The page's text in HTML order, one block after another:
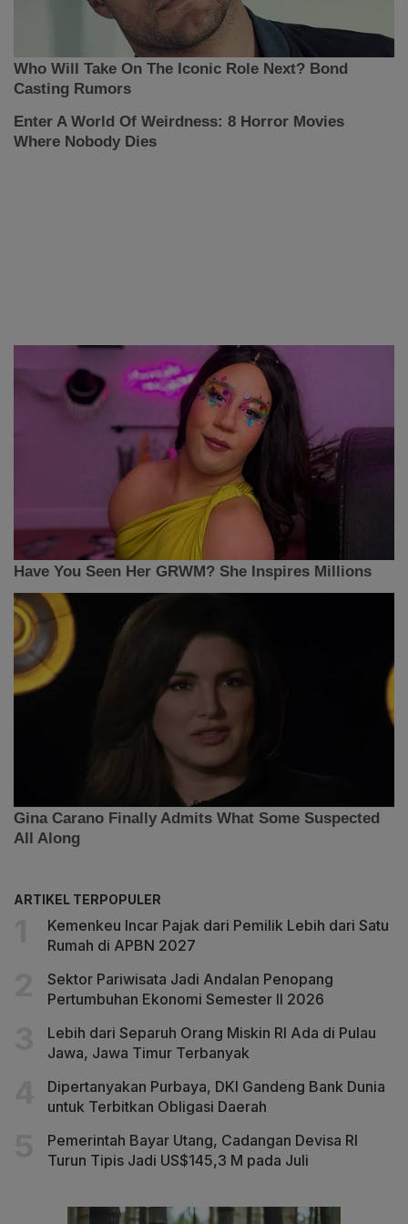
ARTIKEL TERPOPULER
Kemenkeu Incar Pajak dari Pemilik Lebih dari Satu
Rumah di APBN 2027
Sektor Pariwisata Jadi Andalan Penopang
Pertumbuhan Ekonomi Semester II 2026
Lebih dari Separuh Orang Miskin RI Ada di Pulau
Jawa, Jawa Timur Terbanyak
Dipertanyakan Purbaya, DKI Gandeng Bank Dunia
untuk Terbitkan Obligasi Daerah
Pemerintah Bayar Utang, Cadangan Devisa RI
Turun Tipis Jadi US$145,3 M pada Juli